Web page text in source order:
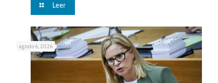
Leer
agosto 6, 2026